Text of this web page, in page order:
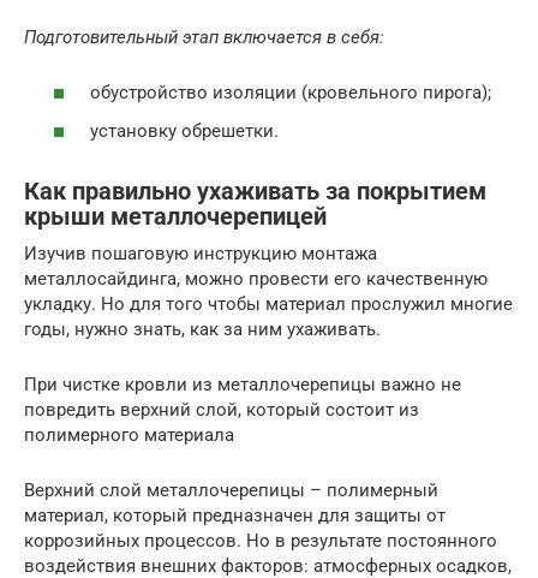
Подготовительный этап включается в себя:
обустройство изоляции (кровельного пирога);
установку обрешетки.
Как правильно ухаживать за покрытием
крыши металлочерепицей
Изучив пошаговую инструкцию монтажа
металлосайдинга, можно провести его качественную
укладку. Но для того чтобы материал прослужил многие
годы, нужно знать, как за ним ухаживать.
При чистке кровли из металлочерепицы важно не
повредить верхний слой, который состоит из
полимерного материала
Верхний слой металлочерепицы – полимерный
материал, который предназначен для защиты от
коррозийных процессов. Но в результате постоянного
воздействия внешних факторов: атмосферных осадков,